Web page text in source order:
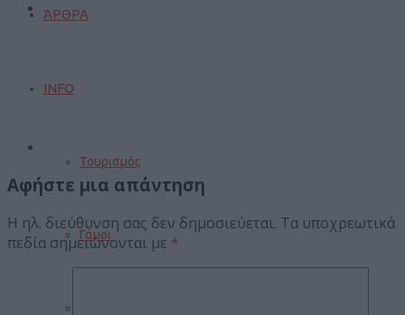
ΆΡΘΡΑ
INFO
Τουρισμός
Γάμοι
Αφήστε μια απάντηση
Η ηλ. διεύθυνση σας δεν δημοσιεύεται. Τα υποχρεωτικά
πεδία σημειώνονται με *